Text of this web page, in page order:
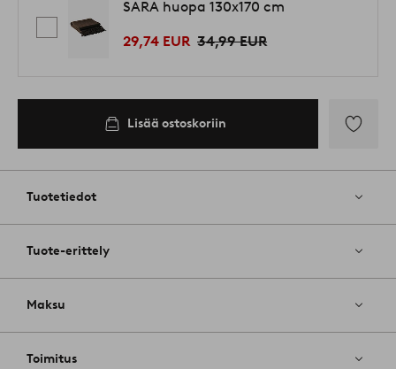
SARA huopa 130x170 cm
29,74 EUR 34,99 EUR
Lisää ostoskoriin
Tuotetiedot
Tuote-erittely
Maksu
Toimitus